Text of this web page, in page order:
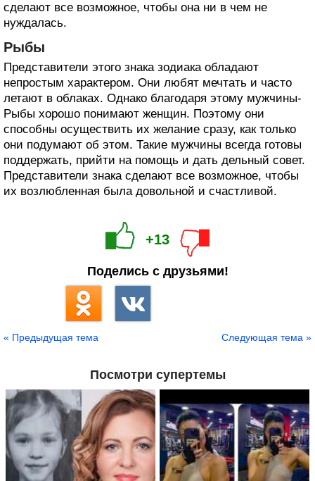
сделают все возможное, чтобы она ни в чем не
нуждалась.
Рыбы
Представители этого знака зодиака обладают
непростым характером. Они любят мечтать и часто
летают в облаках. Однако благодаря этому мужчины-
Рыбы хорошо понимают женщин. Поэтому они
способны осуществить их желание сразу, как только
они подумают об этом. Такие мужчины всегда готовы
поддержать, прийти на помощь и дать дельный совет.
Представители знака сделают все возможное, чтобы
их возлюбленная была довольной и счастливой.
+13
Поделись с друзьями!
« Предыдущая тема Следующая тема »
Посмотри супертемы